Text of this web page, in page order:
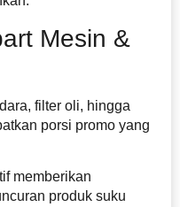
Mesin &
filter oli, hingga
porsi promo yang
memberikan
produk suku